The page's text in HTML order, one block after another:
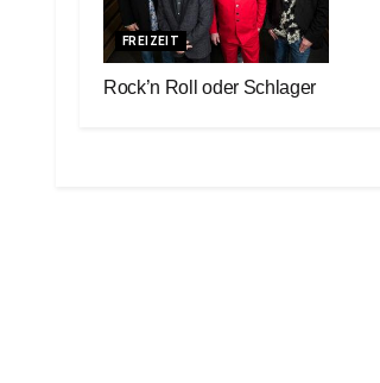
FREIZEIT
Rock’n Roll oder Schlager